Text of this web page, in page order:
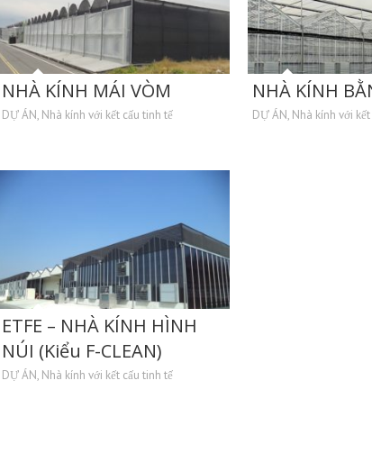
NHÀ KÍNH MÁI VÒM
DỰ ÁN, Nhà kính với kết cấu tinh tế
NHÀ KÍNH
DỰ ÁN, Nhà kính với
ETFE – NHÀ KÍNH HÌNH
NÚI (Kiểu F-CLEAN)
DỰ ÁN, Nhà kính với kết cấu tinh tế